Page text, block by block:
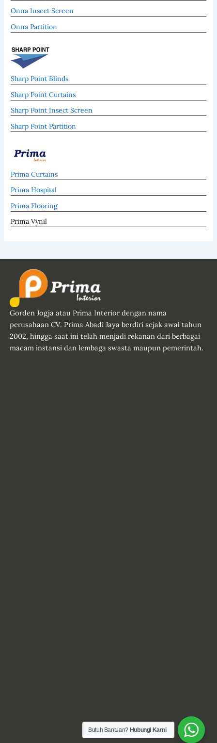
Onna Insect Screen
Onna Partition
Sharp Point Blinds
Sharp Point Curtains
Sharp Point Insect Screen
Sharp Point Partition
Prima Curtains
Prima Hospital
Prima Flooring
Prima Vynil
Gorden Jogja atau Prima Interior dengan nama
perusahaan CV. Prima Abadi Jaya berdiri sejak awal tahun
2002, hingga saat ini telah menjadi rekanan dari berbagai
macam instansi dan lembaga swasta maupun pemerintah.
Butuh Bantuan? Hubungi Kami